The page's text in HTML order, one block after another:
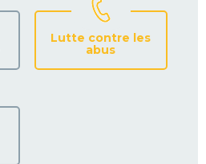
Lutte contre les
abus